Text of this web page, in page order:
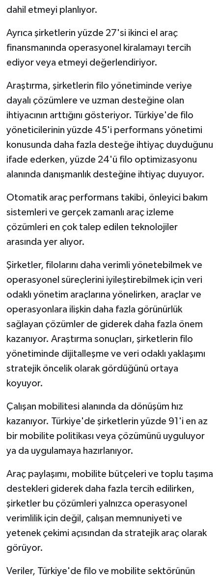
dahil etmeyi planlıyor.
Ayrıca şirketlerin yüzde 27'si ikinci el araç
finansmanında operasyonel kiralamayı tercih
ediyor veya etmeyi değerlendiriyor.
Araştırma, şirketlerin filo yönetiminde veriye
dayalı çözümlere ve uzman desteğine olan
ihtiyacının arttığını gösteriyor. Türkiye'de filo
yöneticilerinin yüzde 45'i performans yönetimi
konusunda daha fazla desteğe ihtiyaç duyduğunu
ifade ederken, yüzde 24'ü filo optimizasyonu
alanında danışmanlık desteğine ihtiyaç duyuyor.
Otomatik araç performans takibi, önleyici bakım
sistemleri ve gerçek zamanlı araç izleme
çözümleri en çok talep edilen teknolojiler
arasında yer alıyor.
Şirketler, filolarını daha verimli yönetebilmek ve
operasyonel süreçlerini iyileştirebilmek için veri
odaklı yönetim araçlarına yönelirken, araçlar ve
operasyonlara ilişkin daha fazla görünürlük
sağlayan çözümler de giderek daha fazla önem
kazanıyor. Araştırma sonuçları, şirketlerin filo
yönetiminde dijitalleşme ve veri odaklı yaklaşımı
stratejik öncelik olarak gördüğünü ortaya
koyuyor.
Çalışan mobilitesi alanında da dönüşüm hız
kazanıyor. Türkiye'de şirketlerin yüzde 91'i en az
bir mobilite politikası veya çözümünü uyguluyor
ya da uygulamaya hazırlanıyor.
Araç paylaşımı, mobilite bütçeleri ve toplu taşıma
destekleri giderek daha fazla tercih edilirken,
şirketler bu çözümleri yalnızca operasyonel
verimlilik için değil, çalışan memnuniyeti ve
yetenek çekimi açısından da stratejik araç olarak
görüyor.
Veriler, Türkiye'de filo ve mobilite sektörünün